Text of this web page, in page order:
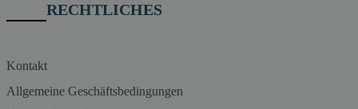
RECHTLICHES
Kontakt
Allgemeine Geschäftsbedingungen